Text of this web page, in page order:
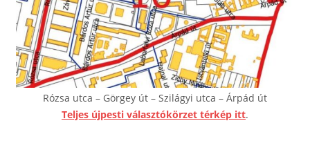
Rózsa utca – Görgey út – Szilágyi utca – Árpád út
Teljes újpesti választókörzet térkép itt.